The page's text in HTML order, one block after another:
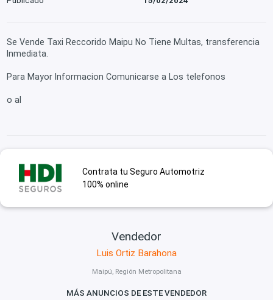
Se Vende Taxi Reccorido Maipu No Tiene Multas, transferencia
Inmediata.
Para Mayor Informacion Comunicarse a Los telefonos
o al
Contrata tu Seguro Automotriz
100% online
Vendedor
Luis Ortiz Barahona
Maipú, Región Metropolitana
MÁS ANUNCIOS DE ESTE VENDEDOR